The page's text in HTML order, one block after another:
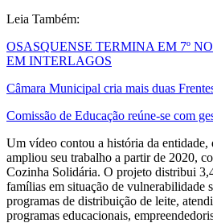
Leia Também:
OSASQUENSE TERMINA EM 7º
EM INTERLAGOS
Câmara Municipal cria mais duas
Comissão de Educação reúne-se com
Um vídeo contou a história da
ampliou seu trabalho a partir de 2020,
Cozinha Solidária. O projeto distribui
famílias em situação de vulnerabilidade
programas de distribuição de leite,
programas educacionais,